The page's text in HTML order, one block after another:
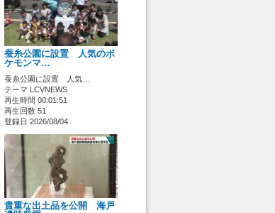
蚕糸公園に設置 人気のポ
ケモンマ…
蚕糸公園に設置 人気…
テーマ LCVNEWS
再生時間 00:01:51
再生回数 51
登録日 2026/08/04
貴重な出土品を公開 海戸